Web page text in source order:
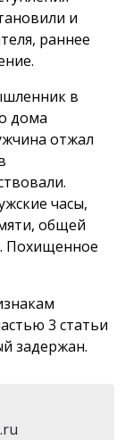
и
раннее
в
дома
отжал
часы,
общей
Похищенное
3 статьи
задержан.